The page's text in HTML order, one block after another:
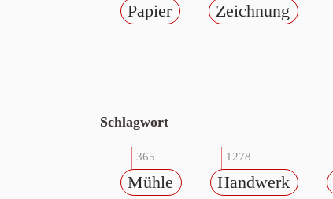
Papier Zeichnung
Schlagwort
365
Mühle
1278
Handwerk